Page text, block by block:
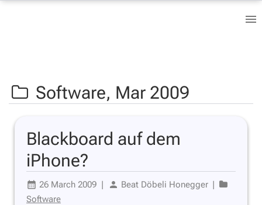
Software, Mar 2009
Blackboard auf dem
iPhone?
26 March 2009 | Beat Döbeli Honegger |
Software